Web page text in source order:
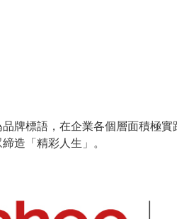
牌標語，在企業各個層面積極
造「精彩人生」。